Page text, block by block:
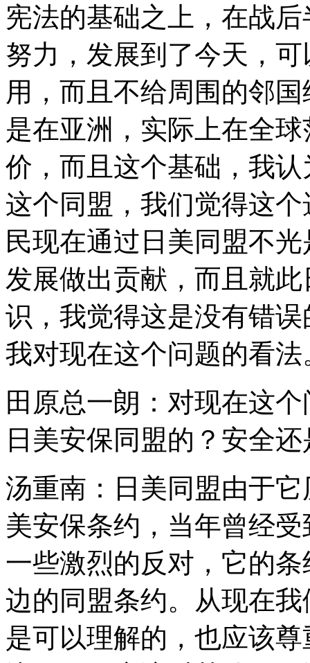
宪法的基础之上，在战
努力，发展到了今天，
用，而且不给周围的邻
是在亚洲，实际上在全
价，而且这个基础，我
这个同盟，我们觉得这
民现在通过日美同盟不
发展做出贡献，而且就
识，我觉得这是没有错
我对现在这个问题的看法
田原总一朗：对现在这
日美安保同盟的？安全
汤重南：日美同盟由于
美安保条约，当年曾经
一些激烈的反对，它的
边的同盟条约。从现在
是可以理解的，也应该